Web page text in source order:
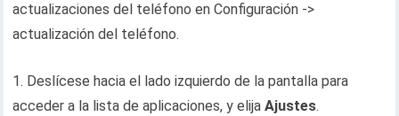
actualizaciones del teléfono en Configuración ->
actualización del teléfono.
1. Deslícese hacia el lado izquierdo de la pantalla para
acceder a la lista de aplicaciones, y elijaAjustes.